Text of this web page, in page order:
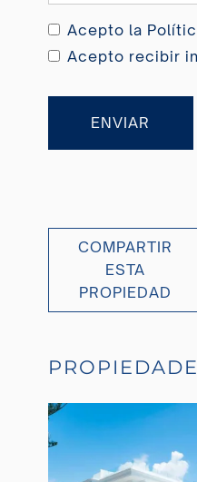
Acepto la
Acepto recibir
ENVIAR
COMPARTIR
ESTA
PROPIEDAD